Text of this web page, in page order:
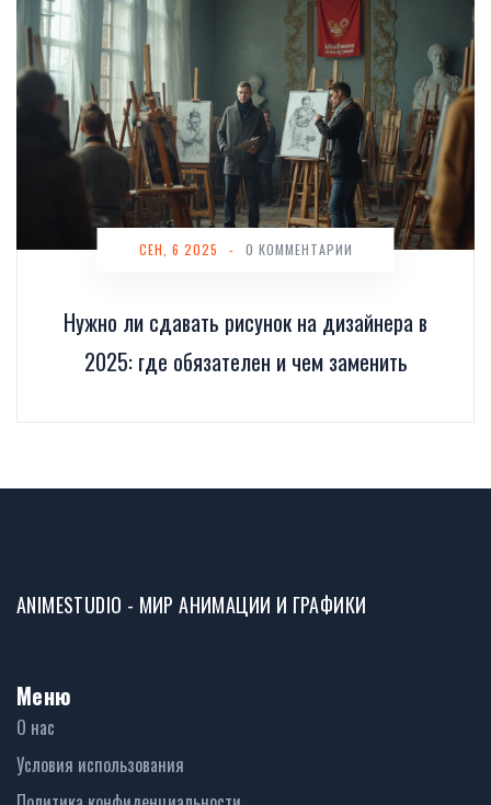
Нужно ли сдавать рисунок на дизайнера в
2025: где обязателен и чем заменить
СЕН, 6 2025 - 0 КОММЕНТАРИИ
ANIMESTUDIO - МИР АНИМАЦИИ И ГРАФИКИ
Меню
О нас
Условия использования